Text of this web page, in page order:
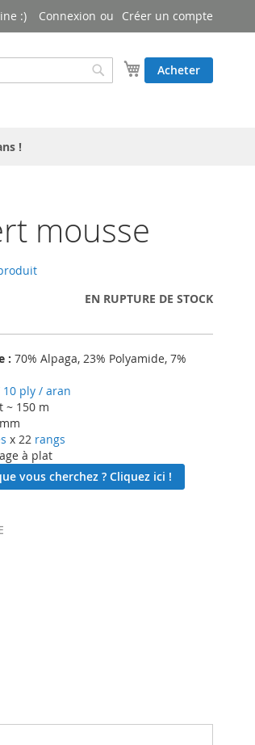
:) Connexion Créer un compte
Mon panier
Acheter
Rechercher
!
mousse
EN RUPTURE DE STOCK
: 70% Alpaga, 23% Polyamide, 7%
10 ply / aran
~ 150 m
x 22 rangs
à plat
vous cherchez ? Cliquez ici !